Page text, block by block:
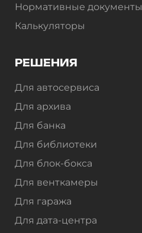
Нормативные документы
Калькуляторы
РЕШЕНИЯ
Для автосервиса
Для архива
Для банка
Для библиотеки
Для блок-бокса
Для венткамеры
Для гаража
Для дата-центра